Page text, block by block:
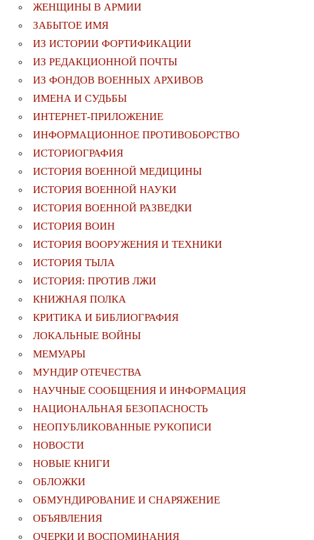
ЖЕНЩИНЫ В АРМИИ
ЗАБЫТОЕ ИМЯ
ИЗ ИСТОРИИ ФОРТИФИКАЦИИ
ИЗ РЕДАКЦИОННОЙ ПОЧТЫ
ИЗ ФОНДОВ ВОЕННЫХ АРХИВОВ
ИМЕНА И СУДЬБЫ
ИНТЕРНЕТ-ПРИЛОЖЕНИЕ
ИНФОРМАЦИОННОЕ ПРОТИВОБОРСТВО
ИСТОРИОГРАФИЯ
ИСТОРИЯ ВОЕННОЙ МЕДИЦИНЫ
ИСТОРИЯ ВОЕННОЙ НАУКИ
ИСТОРИЯ ВОЕННОЙ РАЗВЕДКИ
ИСТОРИЯ ВОИН
ИСТОРИЯ ВООРУЖЕНИЯ И ТЕХНИКИ
ИСТОРИЯ ТЫЛА
ИСТОРИЯ: ПРОТИВ ЛЖИ
КНИЖНАЯ ПОЛКА
КРИТИКА И БИБЛИОГРАФИЯ
ЛОКАЛЬНЫЕ ВОЙНЫ
МЕМУАРЫ
МУНДИР ОТЕЧЕСТВА
НАУЧНЫЕ СООБЩЕНИЯ И ИНФОРМАЦИЯ
НАЦИОНАЛЬНАЯ БЕЗОПАСНОСТЬ
НЕОПУБЛИКОВАННЫЕ РУКОПИСИ
НОВОСТИ
НОВЫЕ КНИГИ
ОБЛОЖКИ
ОБМУНДИРОВАНИЕ И СНАРЯЖЕНИЕ
ОБЪЯВЛЕНИЯ
ОЧЕРКИ И ВОСПОМИНАНИЯ